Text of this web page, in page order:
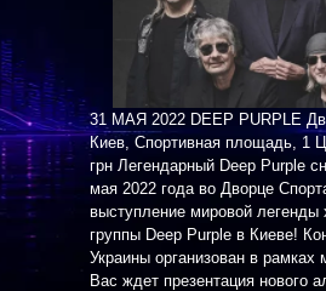
31 МАЯ 2022 DEEP PURPLE
Киев, Спортивная площадь, 1
грн Легендарный Deep Purple
мая 2022 года во Дворце
выступление мировой
группы Deep Purple в Киеве!
Украины организован в рамках
Вас ждет презентация нового